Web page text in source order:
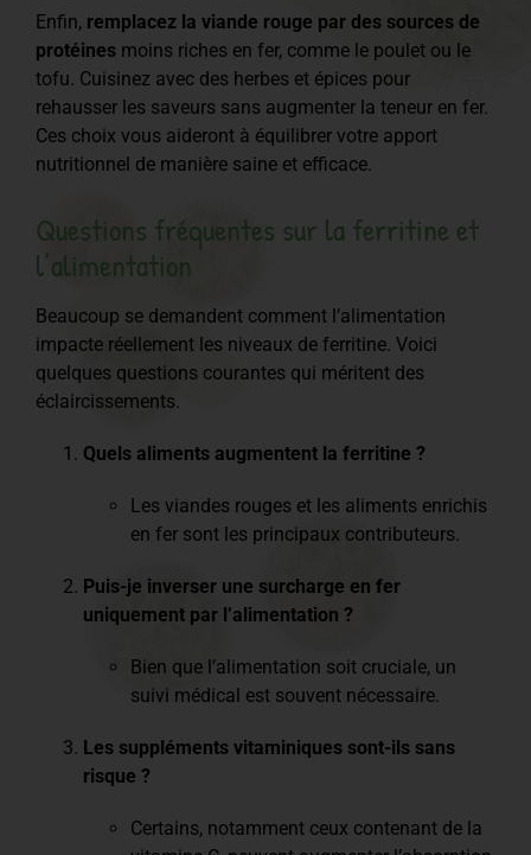
Enfin, remplacez la viande rouge par des sources de
protéines moins riches en fer, comme le poulet ou le
tofu. Cuisinez avec des herbes et épices pour
rehausser les saveurs sans augmenter la teneur en fer.
Ces choix vous aideront à équilibrer votre apport
nutritionnel de manière saine et efficace.
Questions fréquentes sur la ferritine et
l’alimentation
Beaucoup se demandent comment l’alimentation
impacte réellement les niveaux de ferritine. Voici
quelques questions courantes qui méritent des
éclaircissements.
Quels aliments augmentent la ferritine ?
Les viandes rouges et les aliments enrichis
en fer sont les principaux contributeurs.
Puis-je inverser une surcharge en fer
uniquement par l’alimentation ?
Bien que l’alimentation soit cruciale, un
suivi médical est souvent nécessaire.
Les suppléments vitaminiques sont-ils sans
risque ?
Certains, notamment ceux contenant de la